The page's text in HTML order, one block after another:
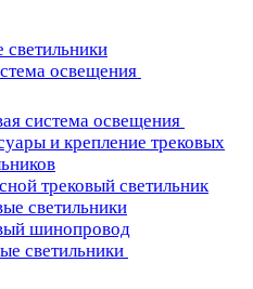
освещения
система освещения
и крепление трековых
трековый светильник
светильники
шинопровод
светильники